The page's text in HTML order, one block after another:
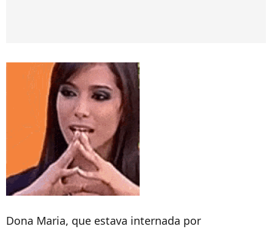
Dona Maria, que estava internada por